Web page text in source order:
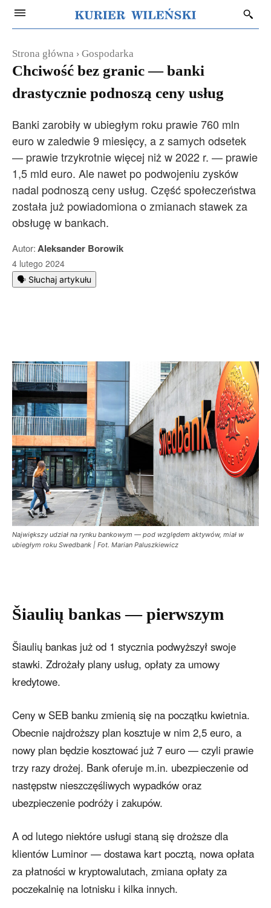
Strona główna Gospodarka
Chciwość bez granic — banki
drastycznie podnoszą ceny usług
Banki zarobiły w ubiegłym roku prawie 760 mln
euro w zaledwie 9 miesięcy, a z samych odsetek
— prawie trzykrotnie więcej niż w 2022 r. — prawie
1,5 mld euro. Ale nawet po podwojeniu zysków
nadal podnoszą ceny usług. Część społeczeństwa
została już powiadomiona o zmianach stawek za
obsługę w bankach.
Autor:Aleksander Borowik
4 lutego 2024
🗣️ Słuchaj artykułu
Największy udział na rynku bankowym — pod względem aktywów, miał w
ubiegłym roku Swedbank | Fot. Marian Paluszkiewicz
Šiaulių bankas — pierwszym
Šiaulių bankas już od 1 stycznia podwyższył swoje
stawki. Zdrożały plany usług, opłaty za umowy
kredytowe.
Ceny w SEB banku zmienią się na początku kwietnia.
Obecnie najdroższy plan kosztuje w nim 2,5 euro, a
nowy plan będzie kosztować już 7 euro — czyli prawie
trzy razy drożej. Bank oferuje m.in. ubezpieczenie od
następstw nieszczęśliwych wypadków oraz
ubezpieczenie podróży i zakupów.
A od lutego niektóre usługi staną się droższe dla
klientów Luminor — dostawa kart pocztą, nowa opłata
za płatności w kryptowalutach, zmiana opłaty za
poczekalnię na lotnisku i kilka innych.​